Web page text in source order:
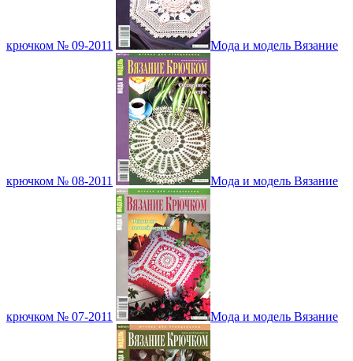
крючком № 09-2011 Мода и модель Вязание
крючком № 08-2011 Мода и модель Вязание
крючком № 07-2011 Мода и модель Вязание